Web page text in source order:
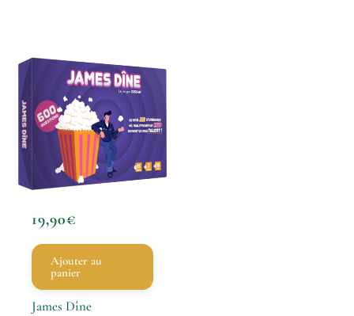
19,90€
Ajouter au
panier
James Dîne